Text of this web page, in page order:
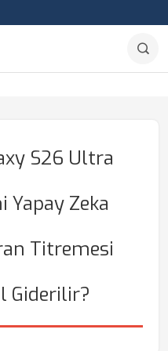
S26 Ultra
Yapay Zeka
Titremesi
Giderilir?